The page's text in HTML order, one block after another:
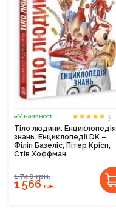
У наявності
1
Тіло людини. Енциклопедія
знань. Енциклопедії DK –
Філіп Базеліс, Пітер Крісп,
Стів Хоффман
1 740грн.
1 566 грн.